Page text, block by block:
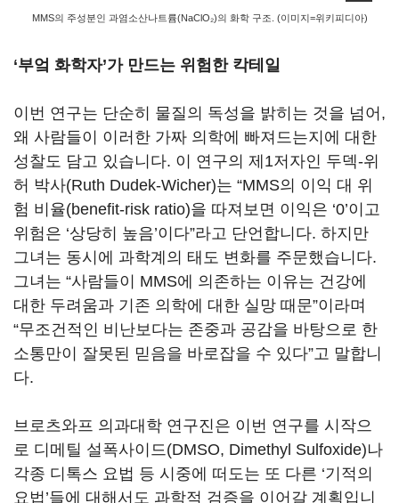
MMS의 주성분인 과염소산나트륨(NaClO₂)의 화학 구조. (이미지=위키피디아)
‘부엌 화학자’가 만드는 위험한 칵테일
이번 연구는 단순히 물질의 독성을 밝히는 것을 넘어,
왜 사람들이 이러한 가짜 의학에 빠져드는지에 대한
성찰도 담고 있습니다. 이 연구의 제1저자인 두덱-위
허 박사(Ruth Dudek-Wicher)는 “MMS의 이익 대 위
험 비율(benefit-risk ratio)을 따져보면 이익은 ‘0’이고
위험은 ‘상당히 높음’이다”라고 단언합니다. 하지만
그녀는 동시에 과학계의 태도 변화를 주문했습니다.
그녀는 “사람들이 MMS에 의존하는 이유는 건강에
대한 두려움과 기존 의학에 대한 실망 때문”이라며
“무조건적인 비난보다는 존중과 공감을 바탕으로 한
소통만이 잘못된 믿음을 바로잡을 수 있다”고 말합니
다.
브로츠와프 의과대학 연구진은 이번 연구를 시작으
로 디메틸 설폭사이드(DMSO, Dimethyl Sulfoxide)나
각종 디톡스 요법 등 시중에 떠도는 또 다른 ‘기적의
요법’들에 대해서도 과학적 검증을 이어갈 계획입니